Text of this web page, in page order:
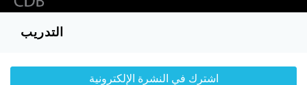
التدريب
اشترك في النشرة الإلكترونية